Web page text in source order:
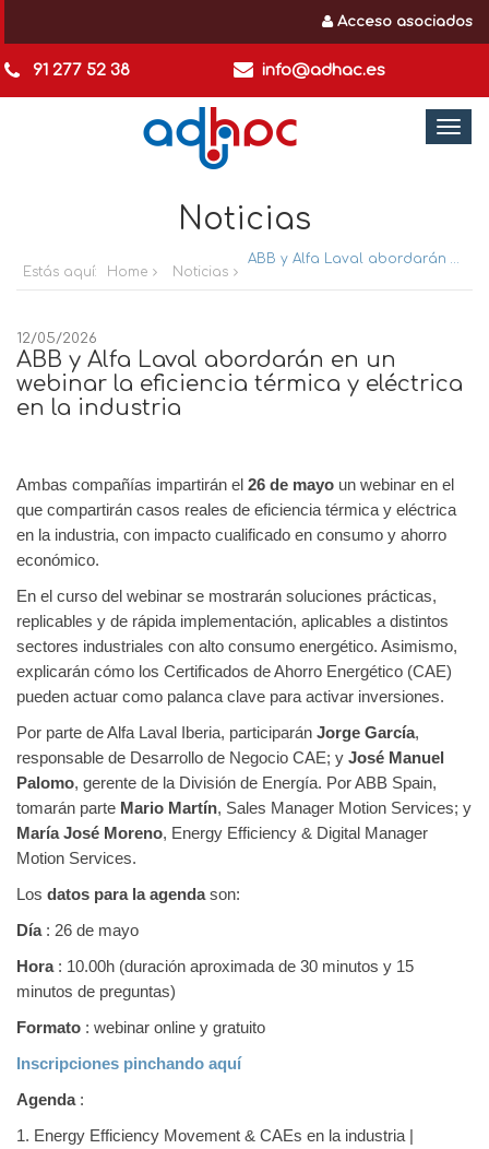
Acceso asociados
91 277 52 38 info@adhac.es
Noticias
Estás aquí: Home Noticias
12/05/2026
ABB y Alfa Laval abordarán en un
webinar la eficiencia térmica y eléctrica
en la industria
Ambas compañías impartirán el 26 de mayo un webinar en el
que compartirán casos reales de eficiencia térmica y eléctrica
en la industria, con impacto cualificado en consumo y ahorro
económico.
En el curso del webinar se mostrarán soluciones prácticas,
replicables y de rápida implementación, aplicables a distintos
sectores industriales con alto consumo energético. Asimismo,
explicarán cómo los Certificados de Ahorro Energético (CAE)
pueden actuar como palanca clave para activar inversiones.
Por parte de Alfa Laval Iberia, participarán Jorge García,
responsable de Desarrollo de Negocio CAE; y José Manuel
Palomo, gerente de la División de Energía. Por ABB Spain,
tomarán parte Mario Martín, Sales Manager Motion Services; y
María José Moreno, Energy Efficiency & Digital Manager
Motion Services.
Los datos para la agendason:
Día : 26 de mayo
Hora : 10.00h (duración aproximada de 30 minutos y 15
minutos de preguntas)
Formato : webinar online y gratuito
Inscripciones pinchando aquí
Agenda :
1. Energy Efficiency Movement & CAEs en la industria |